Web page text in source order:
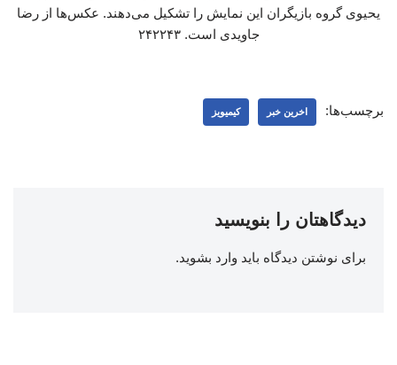
‌یحیوی گروه بازیگران این نمایش را تشکیل می‌دهند. عکس‌ها از رضا
جاویدی است. ۲۴۲۲۴۳
برچسب‌ها: اخرین خبر کیمیویز
دیدگاهتان را بنویسید
برای نوشتن دیدگاه باید وارد بشوید.